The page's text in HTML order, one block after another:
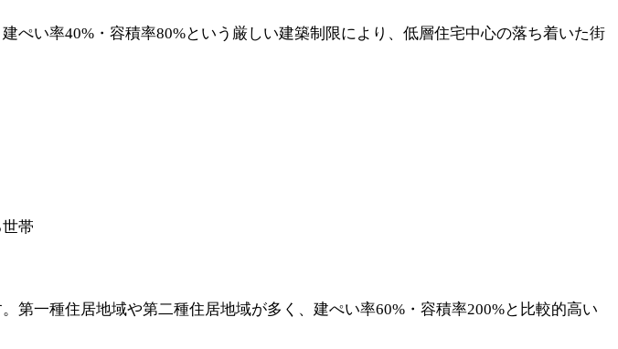
い率40%・容積率80%という厳しい建築制限により、低層住宅中心の落ち着いた街
帯
一種住居地域や第二種住居地域が多く、建ぺい率60%・容積率200%と比較的高い